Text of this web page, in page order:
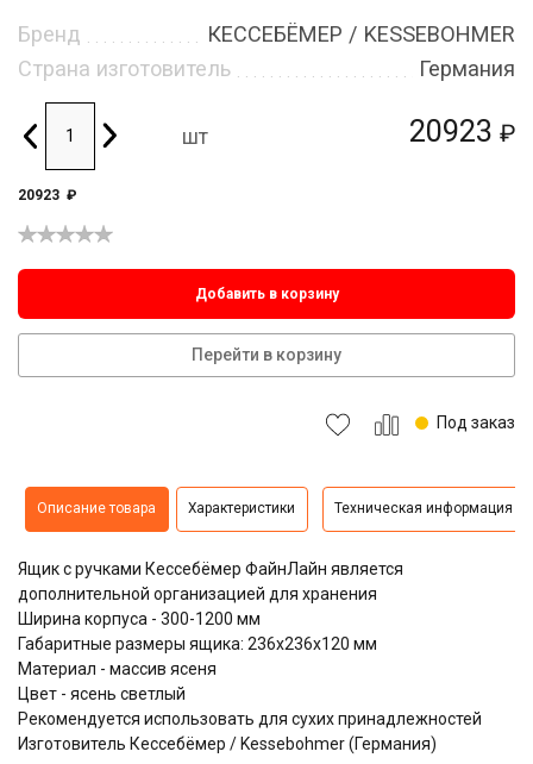
20923 ₽
Бренд
КЕССЕБЁМЕР / KESSEBOHMER
Страна изготовитель
Германия
шт
20923 ₽
Добавить в корзину
Перейти в корзину
Под заказ
Описание товара Характеристики Техническая информация
Ящик с ручками Кессебёмер ФайнЛайн является
дополнительной организацией для хранения
Ширина корпуса - 300-1200 мм
Габаритные размеры ящика: 236x236x120 мм
Материал - массив ясеня
Цвет - ясень светлый
Рекомендуется использовать для сухих принадлежностей
Изготовитель Кессебёмер / Kessebohmer (Германия)